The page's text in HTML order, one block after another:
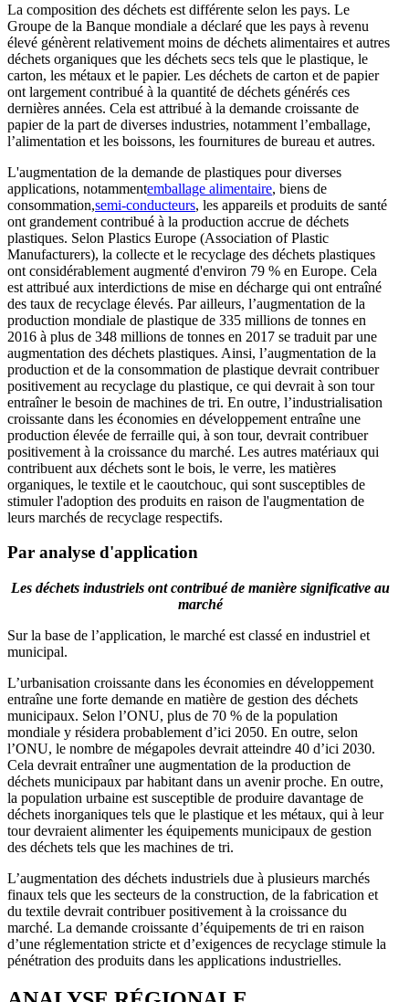
La composition des déchets est différente selon les pays. Le
Groupe de la Banque mondiale a déclaré que les pays à revenu
élevé génèrent relativement moins de déchets alimentaires et autres
déchets organiques que les déchets secs tels que le plastique, le
carton, les métaux et le papier. Les déchets de carton et de papier
ont largement contribué à la quantité de déchets générés ces
dernières années. Cela est attribué à la demande croissante de
papier de la part de diverses industries, notamment l’emballage,
l’alimentation et les boissons, les fournitures de bureau et autres.
L'augmentation de la demande de plastiques pour diverses
applications, notammentemballage alimentaire, biens de
consommation,semi-conducteurs, les appareils et produits de santé
ont grandement contribué à la production accrue de déchets
plastiques. Selon Plastics Europe (Association of Plastic
Manufacturers), la collecte et le recyclage des déchets plastiques
ont considérablement augmenté d'environ 79 % en Europe. Cela
est attribué aux interdictions de mise en décharge qui ont entraîné
des taux de recyclage élevés. Par ailleurs, l’augmentation de la
production mondiale de plastique de 335 millions de tonnes en
2016 à plus de 348 millions de tonnes en 2017 se traduit par une
augmentation des déchets plastiques. Ainsi, l’augmentation de la
production et de la consommation de plastique devrait contribuer
positivement au recyclage du plastique, ce qui devrait à son tour
entraîner le besoin de machines de tri. En outre, l’industrialisation
croissante dans les économies en développement entraîne une
production élevée de ferraille qui, à son tour, devrait contribuer
positivement à la croissance du marché. Les autres matériaux qui
contribuent aux déchets sont le bois, le verre, les matières
organiques, le textile et le caoutchouc, qui sont susceptibles de
stimuler l'adoption des produits en raison de l'augmentation de
leurs marchés de recyclage respectifs.
Par analyse d'application
Les déchets industriels ont contribué de manière significative au
marché
Sur la base de l’application, le marché est classé en industriel et
municipal.
L’urbanisation croissante dans les économies en développement
entraîne une forte demande en matière de gestion des déchets
municipaux. Selon l’ONU, plus de 70 % de la population
mondiale y résidera probablement d’ici 2050. En outre, selon
l’ONU, le nombre de mégapoles devrait atteindre 40 d’ici 2030.
Cela devrait entraîner une augmentation de la production de
déchets municipaux par habitant dans un avenir proche. En outre,
la population urbaine est susceptible de produire davantage de
déchets inorganiques tels que le plastique et les métaux, qui à leur
tour devraient alimenter les équipements municipaux de gestion
des déchets tels que les machines de tri.
L’augmentation des déchets industriels due à plusieurs marchés
finaux tels que les secteurs de la construction, de la fabrication et
du textile devrait contribuer positivement à la croissance du
marché. La demande croissante d’équipements de tri en raison
d’une réglementation stricte et d’exigences de recyclage stimule la
pénétration des produits dans les applications industrielles.